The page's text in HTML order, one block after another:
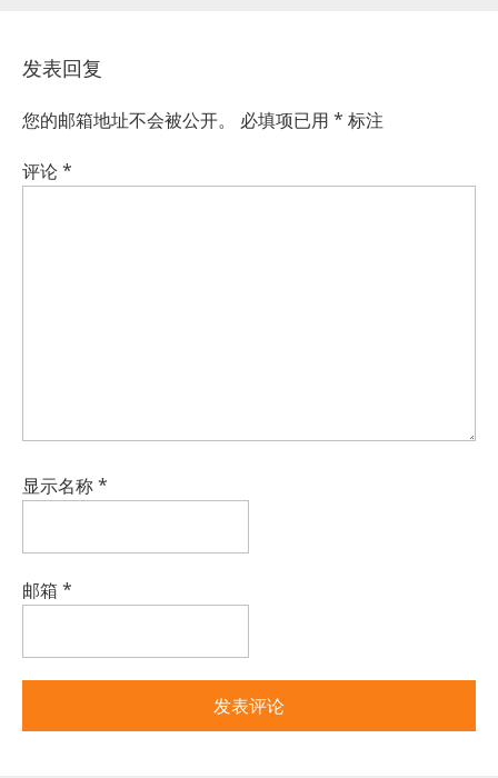
发表回复
您的邮箱地址不会被公开。 必填项已用 * 标注
评论*
显示名称*
邮箱 *